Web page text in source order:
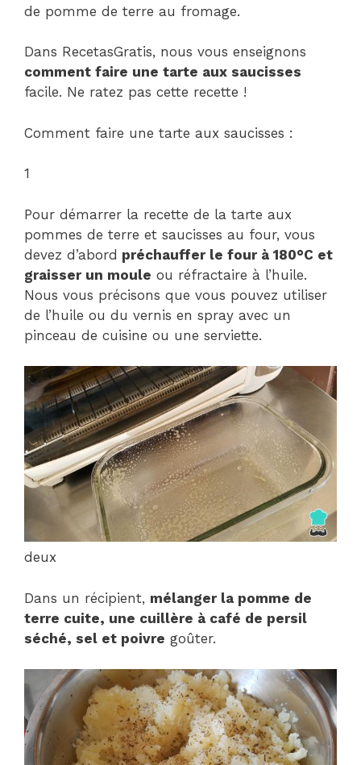
de pomme de terre au fromage.
Dans RecetasGratis, nous vous enseignons
comment faire une tarte aux saucisses
facile. Ne ratez pas cette recette !
Comment faire une tarte aux saucisses :
1
Pour démarrer la recette de la tarte aux
pommes de terre et saucisses au four, vous
devez d’abord préchauffer le four à 180°C et
graisser un moule ou réfractaire à l’huile.
Nous vous précisons que vous pouvez utiliser
de l’huile ou du vernis en spray avec un
pinceau de cuisine ou une serviette.
deux
Dans un récipient, mélanger la pomme de
terre cuite, une cuillère à café de persil
séché, sel et poivre goûter.